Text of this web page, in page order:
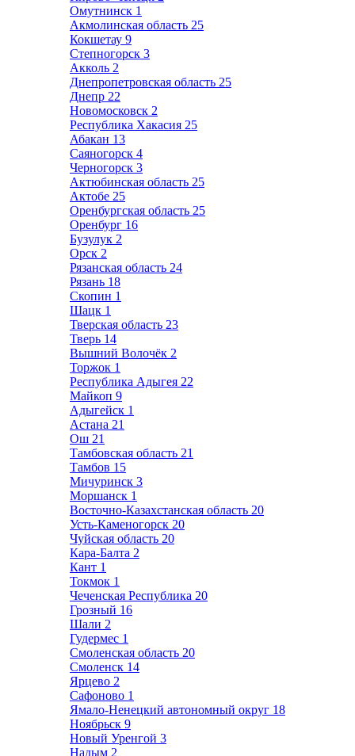
Омутнинск 1
Акмолинская область 25
Кокшетау 9
Степногорск 3
Акколь 2
Днепропетровская область 25
Днепр 22
Новомосковск 2
Республика Хакасия 25
Абакан 13
Саяногорск 4
Черногорск 3
Актюбинская область 25
Актобе 25
Оренбургская область 25
Оренбург 16
Бузулук 2
Орск 2
Рязанская область 24
Рязань 18
Скопин 1
Шацк 1
Тверская область 23
Тверь 14
Вышний Волочёк 2
Торжок 1
Республика Адыгея 22
Майкоп 9
Адыгейск 1
Астана 21
Ош 21
Тамбовская область 21
Тамбов 15
Мичуринск 3
Моршанск 1
Восточно-Казахстанская область 20
Усть-Каменогорск 20
Чуйская область 20
Кара-Балта 2
Кант 1
Токмок 1
Чеченская Республика 20
Грозный 16
Шали 2
Гудермес 1
Смоленская область 20
Смоленск 14
Ярцево 2
Сафоново 1
Ямало-Ненецкий автономный округ 18
Ноябрьск 9
Новый Уренгой 3
Надым 2